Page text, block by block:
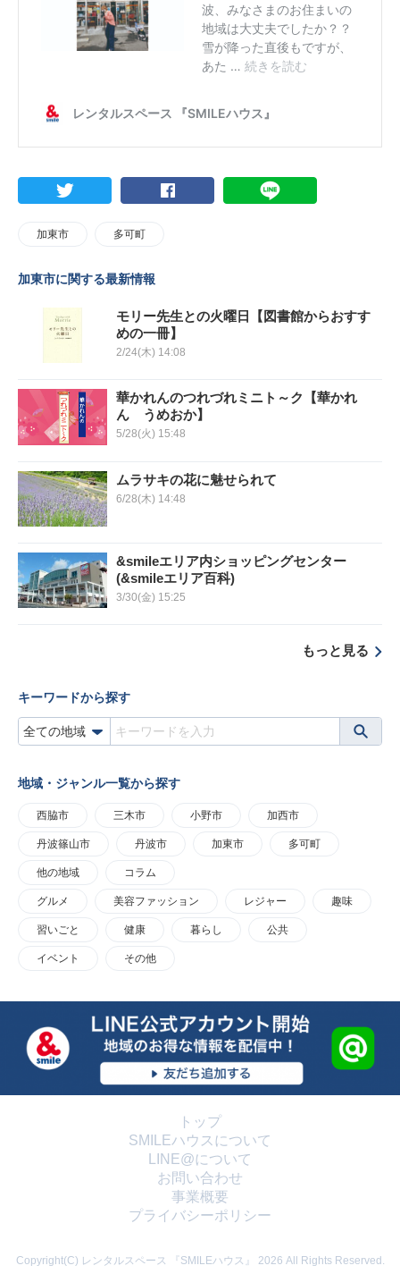
加東市 多可町
加東市に関する最新情報
モリー先生との火曜日【図書館からおすす
めの一冊】
2/24(木) 14:08
華かれんのつれづれミニト～ク【華かれ
ん うめおか】
5/28(火) 15:48
ムラサキの花に魅せられて
6/28(木) 14:48
&smileエリア内ショッピングセンター
(&smileエリア百科)
3/30(金) 15:25
もっと見る
キーワードから探す
地域・ジャンル一覧から探す
西脇市 三木市 小野市 加西市
丹波篠山市 丹波市 加東市 多可町
他の地域 コラム
グルメ 美容ファッション レジャー 趣味
習いごと 健康 暮らし 公共
イベント その他
トップ
SMILEハウスについて
LINE@について
お問い合わせ
事業概要
プライバシーポリシー
Copyright(C) レンタルスペース 『SMILEハウス』 2026 All Rights Reserved.